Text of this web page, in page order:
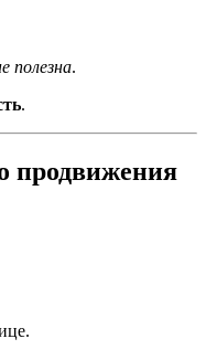
полезна.
.
продвижения